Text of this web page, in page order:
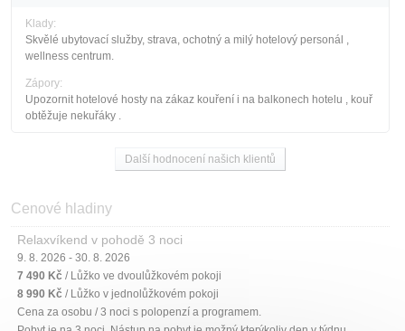
Klady:
Skvělé ubytovací služby, strava, ochotný a milý hotelový personál ,
wellness centrum.
Zápory:
Upozornit hotelové hosty na zákaz kouření i na balkonech hotelu , kouř
obtěžuje nekuřáky .
Další hodnocení našich klientů
Cenové hladiny
Relaxvíkend v pohodě 3 noci
9. 8. 2026 - 30. 8. 2026
7 490 Kč / Lůžko ve dvoulůžkovém pokoji
8 990 Kč / Lůžko v jednolůžkovém pokoji
Cena za osobu / 3 noci s polopenzí a programem.